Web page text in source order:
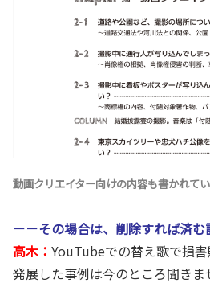
動画クリエイター向けの内容も書かれて
－－その場合は、削除すれば済
高木： YouTubeでの替え歌で損
発展した事例は今のところ聞き